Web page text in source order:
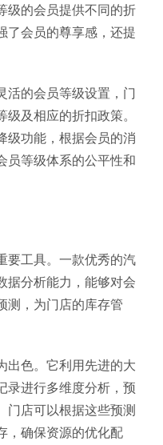
级的会员提供不同的折
了会员的尊享感，还提
活的会员等级设置，门
及相应的折扣政策。
级功能，根据会员的消
员等级体系的公平性和
要工具。一款优秀的汽
据分析能力，能够对会
测，为门店的库存管
出色。它利用先进的大
录进行多维度分析，预
门店可以根据这些预测
，确保资源的优化配